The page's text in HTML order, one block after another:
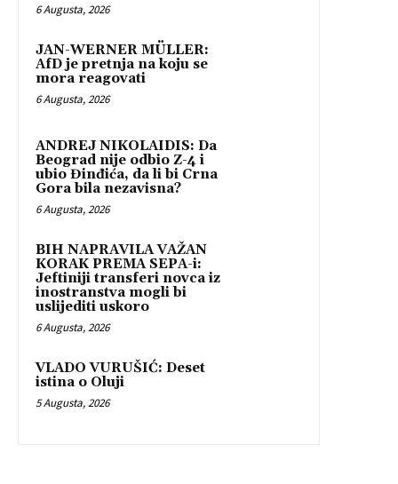
6 Augusta, 2026
JAN-WERNER MÜLLER:
AfD je pretnja na koju se
mora reagovati
6 Augusta, 2026
ANDREJ NIKOLAIDIS: Da
Beograd nije odbio Z-4 i
ubio Đinđića, da li bi Crna
Gora bila nezavisna?
6 Augusta, 2026
BIH NAPRAVILA VAŽAN
KORAK PREMA SEPA-i:
Jeftiniji transferi novca iz
inostranstva mogli bi
uslijediti uskoro
6 Augusta, 2026
VLADO VURUŠIĆ: Deset
istina o Oluji
5 Augusta, 2026